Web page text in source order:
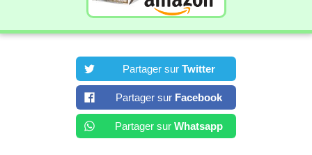
Partager sur Twitter
Partager sur Facebook
Partager sur Whatsapp